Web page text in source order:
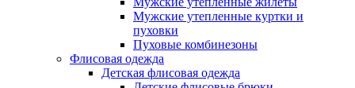
Мужские утепленные куртки и
пуховки
Пуховые комбинезоны
Флисовая одежда
Детская флисовая одежда